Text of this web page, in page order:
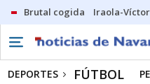
Brutal cogida Iraola-Víctor
DEPORTES FÚTBOL